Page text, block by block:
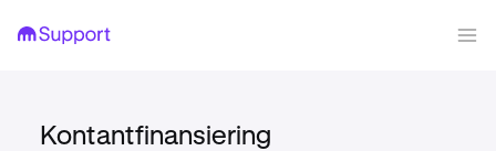
Kontantfinansiering